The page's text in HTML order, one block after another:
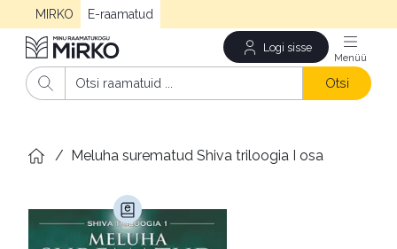
MIRKO E-raamatud
Logi sisse
Otsi
/ Meluha surematud Shiva triloogia I osa